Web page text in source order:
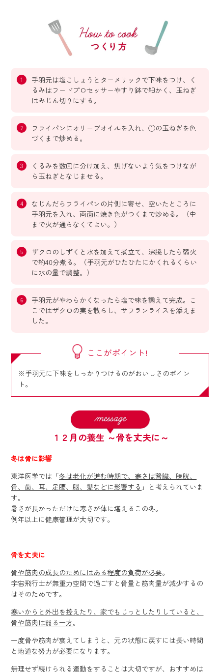
手羽元は塩こしょうとターメリックで下味をつけ、く
るみはフードプロセッサーやすり鉢で細かく、玉ねぎ
はみじん切りにする。
フライパンにオリーブオイルを入れ、①の玉ねぎを色
づくまで炒める。
くるみを数回に分け加え、焦げないよう気をつけなが
ら玉ねぎとなじませる。
なじんだらフライパンの片側に寄せ、空いたところに
手羽元を入れ、両面に焼き色がつくまで炒める。（中
まで火が通らなくてよい。）
ザクロのしずくと水を加えて煮立て、沸騰したら弱火
で約40分煮る。（手羽元がひたひたにかくれるくらい
に水の量で調整。）
手羽元がやわらかくなったら塩で味を調えて完成。こ
こではザクロの実を散らし、サフランライスを添えま
した。
ここがポイント!
※手羽元に下味をしっかりつけるのがおいしさのポイン
ト。
１２月の養生 ～骨を丈夫に～
冬は骨に影響
東洋医学では「冬は老化が進む時期で、寒さは腎臓、膀胱、
骨、歯、耳、足腰、脳、髪などに影響する 」と考えられていま
す。
暑さが長かっただけに寒さが体に堪えるこの冬。
例年以上に健康管理が大切です。
骨を丈夫に
骨や筋肉の成長のためにはある程度の負荷が必要。
宇宙飛行士が無重力空間で過ごすと骨量と筋肉量が減少するの
はそのためです。
寒いからと外出を控えたり、家でもじっとしたりしていると、
骨や筋肉は弱る一方。
一度骨や筋肉が衰えてしまうと、元の状態に戻すには長い時間
と地道な努力が必要になります。
無理せず続けられる運動をすることは大切ですが、おすすめは